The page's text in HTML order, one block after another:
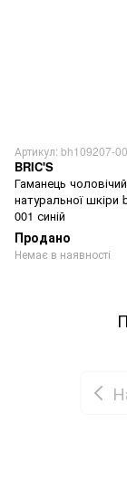
Артикул: bh109207-
BRIC'S
Гаманець
натуральної шкіри
001 синій
Продано
Немає в наявності